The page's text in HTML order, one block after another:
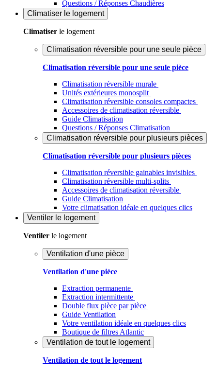
Questions / Réponses Chaudières
Climatiser le logement
Climatiser le logement
Climatisation réversible pour une seule pièce
Climatisation réversible pour une seule pièce
Climatisation réversible murale
Unités extérieures monosplit
Climatisation réversible consoles compactes
Accessoires de climatisation réversible
Guide Climatisation
Questions / Réponses Climatisation
Climatisation réversible pour plusieurs pièces
Climatisation réversible pour plusieurs pièces
Climatisation réversible gainables invisibles
Climatisation réversible multi-splits
Accessoires de climatisation réversible
Guide Climatisation
Votre climatisation idéale en quelques clics
Ventiler le logement
Ventiler le logement
Ventilation d'une pièce
Ventilation d'une pièce
Extraction permanente
Extraction intermittente
Double flux pièce par pièce
Guide Ventilation
Votre ventilation idéale en quelques clics
Boutique de filtres Atlantic
Ventilation de tout le logement
Ventilation de tout le logement